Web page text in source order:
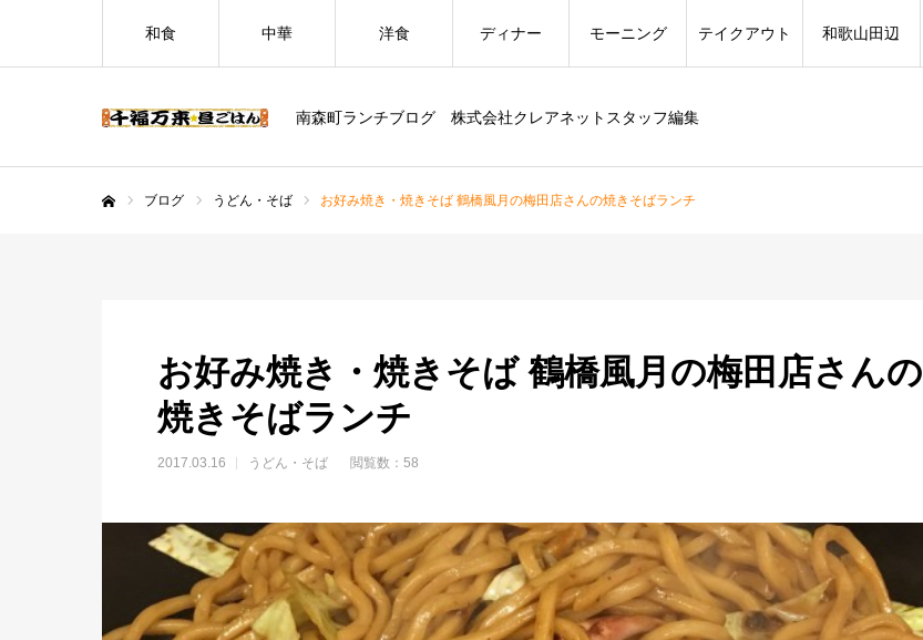
南森町ランチブログ 株式会社クレアネットスタッフ編集
和食 中華 洋食 ディナー モーニング テイクアウト 和歌山田辺
ブログ うどん・そば お好み焼き・焼きそば 鶴橋風月の梅田店さんの焼きそばランチ
お好み焼き・焼きそば 鶴橋風月の梅田店さんの
焼きそばランチ
2017.03.16 うどん・そば 閲覧数：58